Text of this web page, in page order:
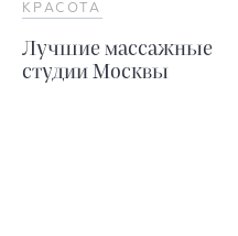
КРАСОТА
Лучшие массажные
студии Москвы